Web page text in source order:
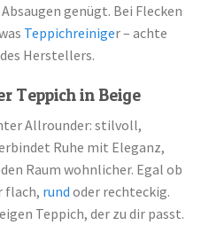
genügt. Bei Flecken
Teppichreiniger – achte
Herstellers.
Teppich in Beige
Allrounder: stilvoll,
Ruhe mit Eleganz,
Raum wohnlicher. Egal ob
flach, rund oder rechteckig.
Teppich, der zu dir passt.